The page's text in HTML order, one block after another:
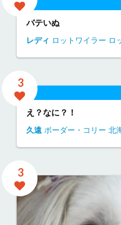
バテいぬ
レディ ロットワイラー ロ
3
え？なに？！
久遠 ボーダー・コリー 北
3